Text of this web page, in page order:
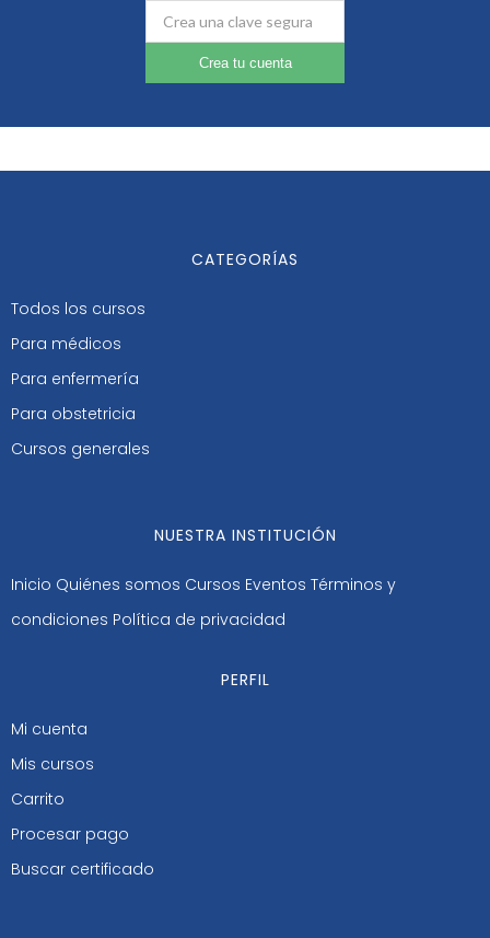
Crea tu cuenta
CATEGORÍAS
Todos los cursos
Para médicos
Para enfermería
Para obstetricia
Cursos generales
NUESTRA INSTITUCIÓN
Inicio Quiénes somos Cursos Eventos Términos y
condiciones Política de privacidad
PERFIL
Mi cuenta
Mis cursos
Carrito
Procesar pago
Buscar certificado